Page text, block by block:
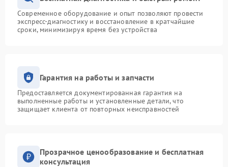
Современное оборудование и опыт позволяют провести
экспресс-диагностику и восстановление в кратчайшие
сроки, минимизируя время без устройства
Гарантия на работы и запчасти
Предоставляется документированная гарантия на
выполненные работы и установленные детали, что
защищает клиента от повторных неисправностей
Прозрачное ценообразование и бесплатная
консультация